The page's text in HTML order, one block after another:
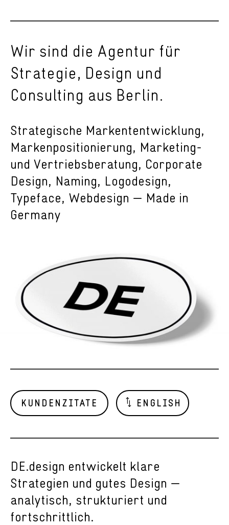
Wir sind die Agentur für
Strategie, Design und
Consulting aus Berlin.
Strategische Markententwicklung,
Markenpositionierung, Marketing-
und Vertriebsberatung, Corporate
Design, Naming, Logodesign,
Typeface, Webdesign — Made in
Germany
KUNDENZITATE ENGLISH
DE.design entwickelt klare
Strategien und gutes Design —
analytisch, strukturiert und
fortschrittlich.